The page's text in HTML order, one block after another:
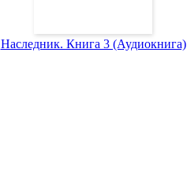
Наследник. Книга 3 (Аудиокнига)